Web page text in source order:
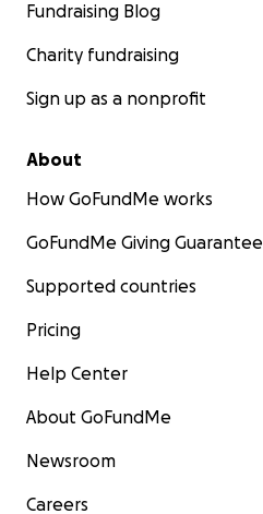
Fundraising Blog
Charity fundraising
Sign up as a nonprofit
About
How GoFundMe works
GoFundMe Giving Guarantee
Supported countries
Pricing
Help Center
About GoFundMe
Newsroom
Careers